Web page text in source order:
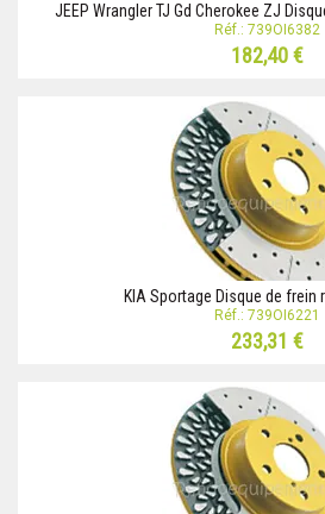
JEEP Wrangler TJ Gd Cherokee ZJ
Réf.: 739OI6382
182,40 €
KIA Sportage Disque de frein
Réf.: 739OI6221
233,31 €